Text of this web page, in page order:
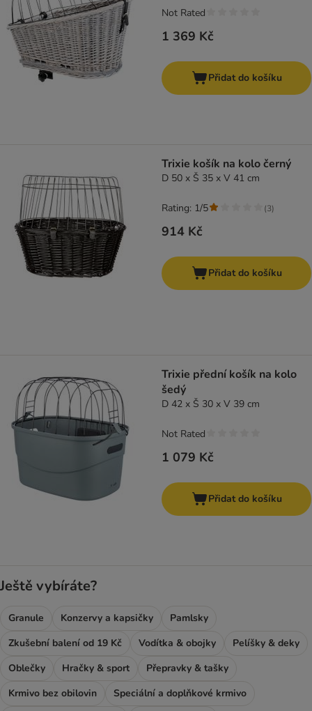
1 369 Kč
Not Rated
Přidat do košíku
Trixie košík na kolo černý
D 50 x Š 35 x V 41 cm
914 Kč
Rating: 1/5 (3)
Přidat do košíku
Trixie přední košík na kolo
šedý
D 42 x Š 30 x V 39 cm
1 079 Kč
Not Rated
Přidat do košíku
Ještě vybíráte?
Granule Konzervy a kapsičky
Pamlsky
Zkušební balení od 19 Kč
Vodítka & obojky
Pelíšky & deky
Oblečky
Hračky & sport
Přepravky & tašky
Krmivo bez obilovin
Speciální a doplňkové krmivo